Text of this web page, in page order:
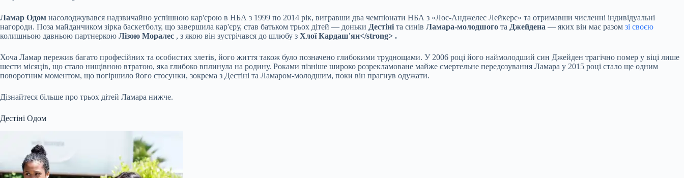
Ламар Одом насолоджувався надзвичайно успішною кар'єрою в НБА з 1999 по 2014 рік, вигравши два чемпіонати НБА з «Лос-Анджелес Лейкерс» та отримавши численні індивідуальні
нагороди. Поза майданчиком зірка баскетболу, що завершила кар'єру, став батьком трьох дітей — доньки Дестіні та синів Ламара-молодшого та Джейдена — яких він має разом зі своєю
колишньою давньою партнеркою Лізою Моралес , з якою він зустрічався до шлюбу з Хлої Кардаш'ян</strong> .
Хоча Ламар пережив багато професійних та особистих злетів, його життя також було позначено глибокими труднощами. У 2006 році його наймолодший син Джейден трагічно помер у віці лише
шести місяців, що стало нищівною втратою, яка глибоко вплинула на родину. Роками пізніше широко розрекламоване майже смертельне передозування Ламара у 2015 році стало ще одним
поворотним моментом, що погіршило його стосунки, зокрема з Дестіні та Ламаром-молодшим, поки він прагнув одужати.
Дізнайтеся більше про трьох дітей Ламара нижче.
Дестіні Одом